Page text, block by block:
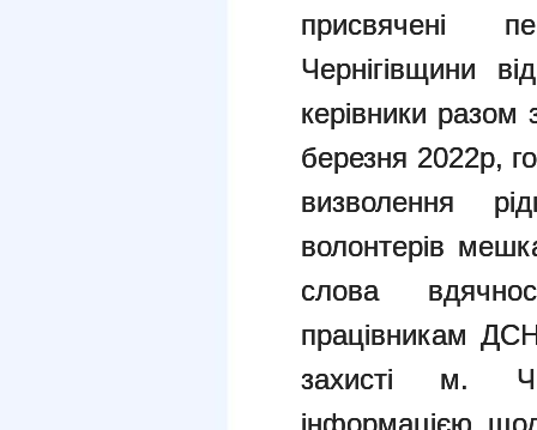
присвячені
Чернігівщини
керівники разом
березня 2022р,
визволення
волонтерів
слова
працівникам
захисті м.
інформацією